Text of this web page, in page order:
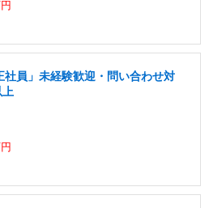
員」未経験歓迎・問い合わせ対